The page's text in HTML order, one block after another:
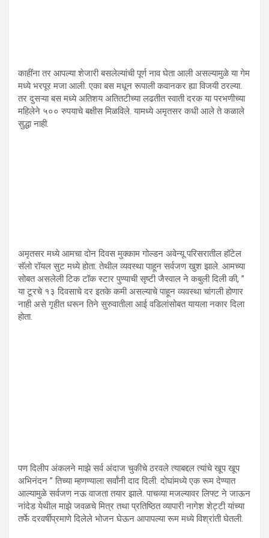
काहींना तर आपल्या शेजारी बसलेल्यांची पूर्ण नाव घेता आली असल्यामुळे या गेम
मध्ये भरपूर मजा आली. एका बस मधून रूपाली कवानकर ह्या विजयी ठरल्या.
तर दुसऱ्या बस मध्ये अतिशय अतितटीच्या लढतीत स्वाती दरक या परभणीच्या
महिलेने ५०० रुपयाचे बक्षीस मिळविले. यामध्ये अमृतसर कधी आले ते कळाले
सुद्धा नाही.
अमृतसर मध्ये आमचा दोन दिवस मुक्काम गोल्डन अवेन्यू परिसरातील हॉटेल
सॅलो रॉयल सुट मध्ये होता. तेथील व्यवस्था पाहून सर्वजण खुश झाले. आमच्या
सोबत असलेली टिक टॉक स्टार पुण्याची सृष्टी जैस्वाल ने कबुली दिली की, ”
या टूरचे १३ दिवसाचे दर इतके कमी असल्याचे पाहून व्यवस्था चांगली होणार
नाही असे गृहीत धरून तिने सुरुवातीला आई वडिलांसोबत यायला नकार दिला
होता.
पण दिलीप अंकलने माझे सर्व अंदाज चुकीचे ठरवले त्याबद्दल त्यांचे खूप खूप
अभिनंदन ” तिच्या म्हणण्याला सर्वांनी दाद दिली. दोघांमध्ये एक रूम देण्यात
आल्यामुळे सर्वजण नऊ वाजता तयार झाले. पाचव्या मजल्यावर लिफ्ट ने जाऊन
नांदेड येथील माझे जवळचे मित्र तथा प्रतिष्ठित व्यापारी नागेश शेट्टी यांच्या
तर्फे दरवर्षीप्रमाणे दिलेले भोजन घेऊन आपापल्या रूम मध्ये विश्रांती घेतली.